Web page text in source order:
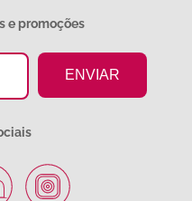
e promoções